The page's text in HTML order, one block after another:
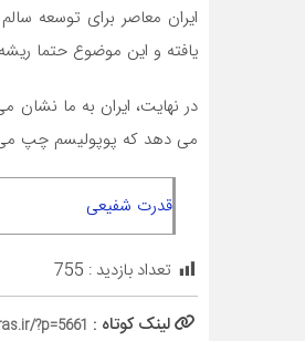
ایران معاصر برای توسعه
یافته و این موضوع حتما
در نهایت، ایران به ما
می دهد که پوپولیسم چپ می
قدرت شفیعی
تعداد بازدید : 755
لینک کوتاه : ?p=5661